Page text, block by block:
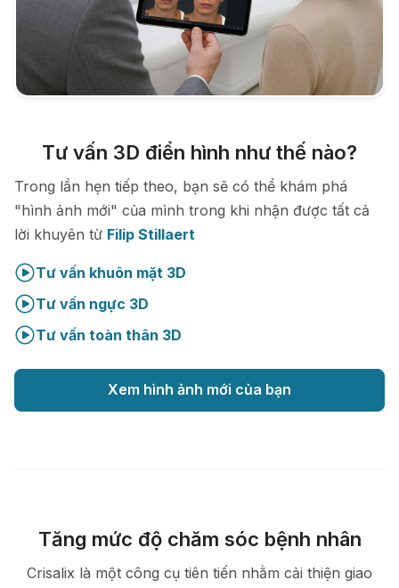
Tư vấn 3D điển hình như thế nào?
Trong lần hẹn tiếp theo, bạn sẽ có thể khám phá
"hình ảnh mới" của mình trong khi nhận được tất cả
lời khuyên từ Filip Stillaert
Tư vấn khuôn mặt 3D
Tư vấn ngực 3D
Tư vấn toàn thân 3D
Xem hình ảnh mới của bạn
Tăng mức độ chăm sóc bệnh nhân
Crisalix là một công cụ tiên tiến nhằm cải thiện giao